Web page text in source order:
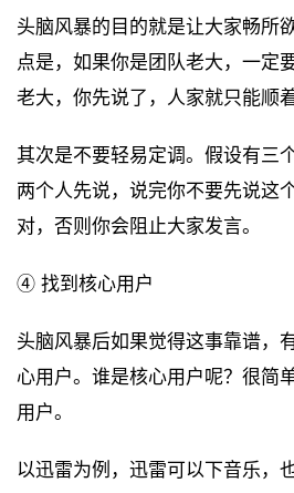
头脑风暴的目的就是让大家畅所
点是，如果你是团队老大，一定
老大，你先说了，人家就只能顺
其次是不要轻易定调。假设有三
两个人先说，说完你不要先说这
对，否则你会阻止大家发言。
④ 找到核心用户
头脑风暴后如果觉得这事靠谱，
心用户。谁是核心用户呢？很
用户。
以迅雷为例，迅雷可以下音乐，